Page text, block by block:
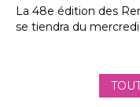
La 48e édition des
se tiendra du